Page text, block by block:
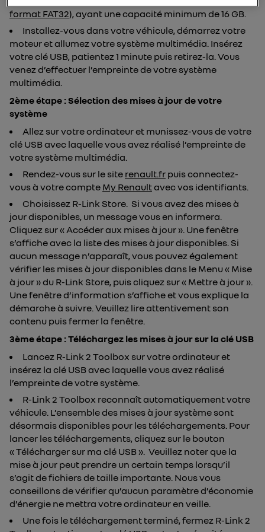
format FAT32), ayant une capacité minimum de 16 GB.
Installez-vous dans votre véhicule, démarrez votre
moteur et allumez votre système multimédia. Insérez
votre clé USB, patientez 1 minute puis retirez-la. Vous
venez d’effectuer l’empreinte de votre système
multimédia.
2ème étape :Sélection des mises à jour de votre
système
Allez sur votre ordinateur et munissez-vous de votre
clé USB avec laquelle vous avez réalisé l’empreinte de
votre système multimédia.
Rendez-vous sur le site renault.fr puis connectez-
vous à votre compte My Renaultavec vos identifiants.
Choisissez R-Link Store. Si vous avez des mises à
jour disponibles, un message vous en informera.
Cliquez sur « Accéder aux mises à jour ». Une fenêtre
s’affiche avec la liste des mises à jour disponibles. Si
aucun message n’apparaît, vous pouvez également
vérifier les mises à jour disponibles dans le Menu « Mise
à jour » du R-Link Store, puis cliquez sur « Mettre à jour ».
Une fenêtre d’information s’affiche et vous explique la
démarche à suivre. Veuillez lire attentivement son
contenu puis fermer la fenêtre.
3ème étape :Téléchargez les mises à jour sur la clé USB
Lancez R-Link 2 Toolbox sur votre ordinateur et
insérez la clé USB avec laquelle vous avez réalisé
l’empreinte de votre système.
R-Link 2 Toolbox reconnaît automatiquement votre
véhicule. L’ensemble des mises à jour système sont
désormais disponibles pour les téléchargements. Pour
lancer les téléchargements, cliquez sur le bouton
« Télécharger sur ma clé USB ». Veuillez noter que la
mise à jour peut prendre un certain temps lorsqu’il
s’agit de fichiers de taille importante. Nous vous
conseillons de vérifier qu’aucun paramètre d’économie
d’énergie ne mettra votre ordinateur en veille.
Une fois le téléchargement terminé, fermez R-Link 2